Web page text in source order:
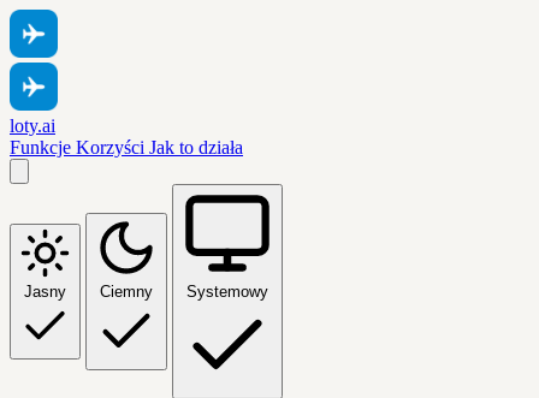
loty.ai
Funkcje Korzyści Jak to działa
Jasny Ciemny Systemowy